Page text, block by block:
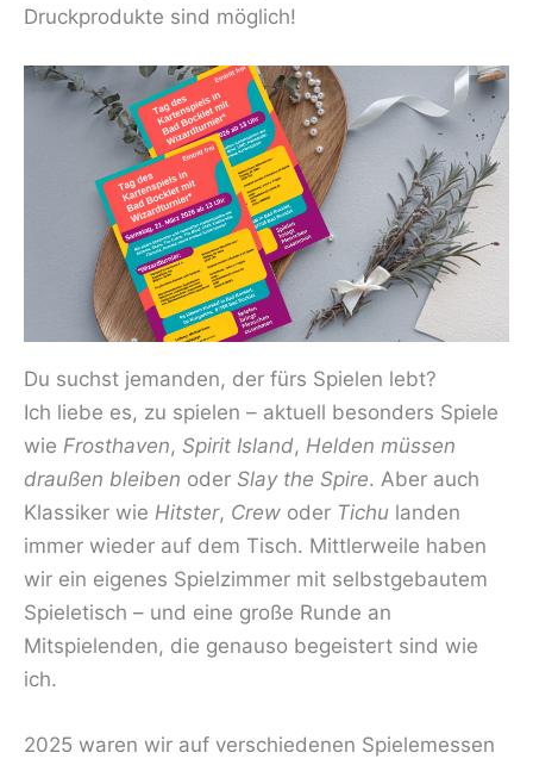
Druckprodukte sind möglich!
Du suchst jemanden, der fürs Spielen lebt?
Ich liebe es, zu spielen – aktuell besonders Spiele
wie Frosthaven, Spirit Island, Helden müssen
draußen bleiben oder Slay the Spire. Aber auch
Klassiker wie Hitster, Crew oder Tichu landen
immer wieder auf dem Tisch. Mittlerweile haben
wir ein eigenes Spielzimmer mit selbstgebautem
Spieletisch – und eine große Runde an
Mitspielenden, die genauso begeistert sind wie
ich.
2025 waren wir auf verschiedenen Spielemessen